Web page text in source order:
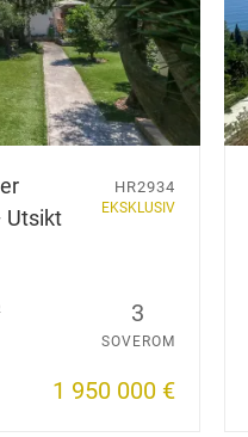
Utsikt
HR2934
EKSKLUSIV
3
SOVEROM
1 950 000 €